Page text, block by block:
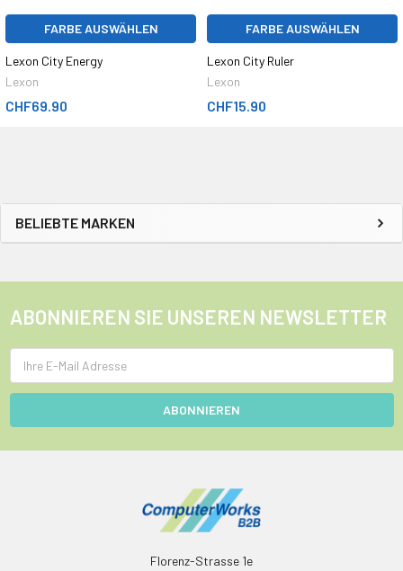
BELIEBTE MARKEN
FARBE AUSWÄHLEN
Lexon City Energy
Lexon
CHF69.90
FARBE AUSWÄHLEN
Lexon City Ruler
Lexon
CHF15.90
ABONNIEREN SIE UNSEREN NEWSLETTER
Adresse
Florenz-Strasse 1e